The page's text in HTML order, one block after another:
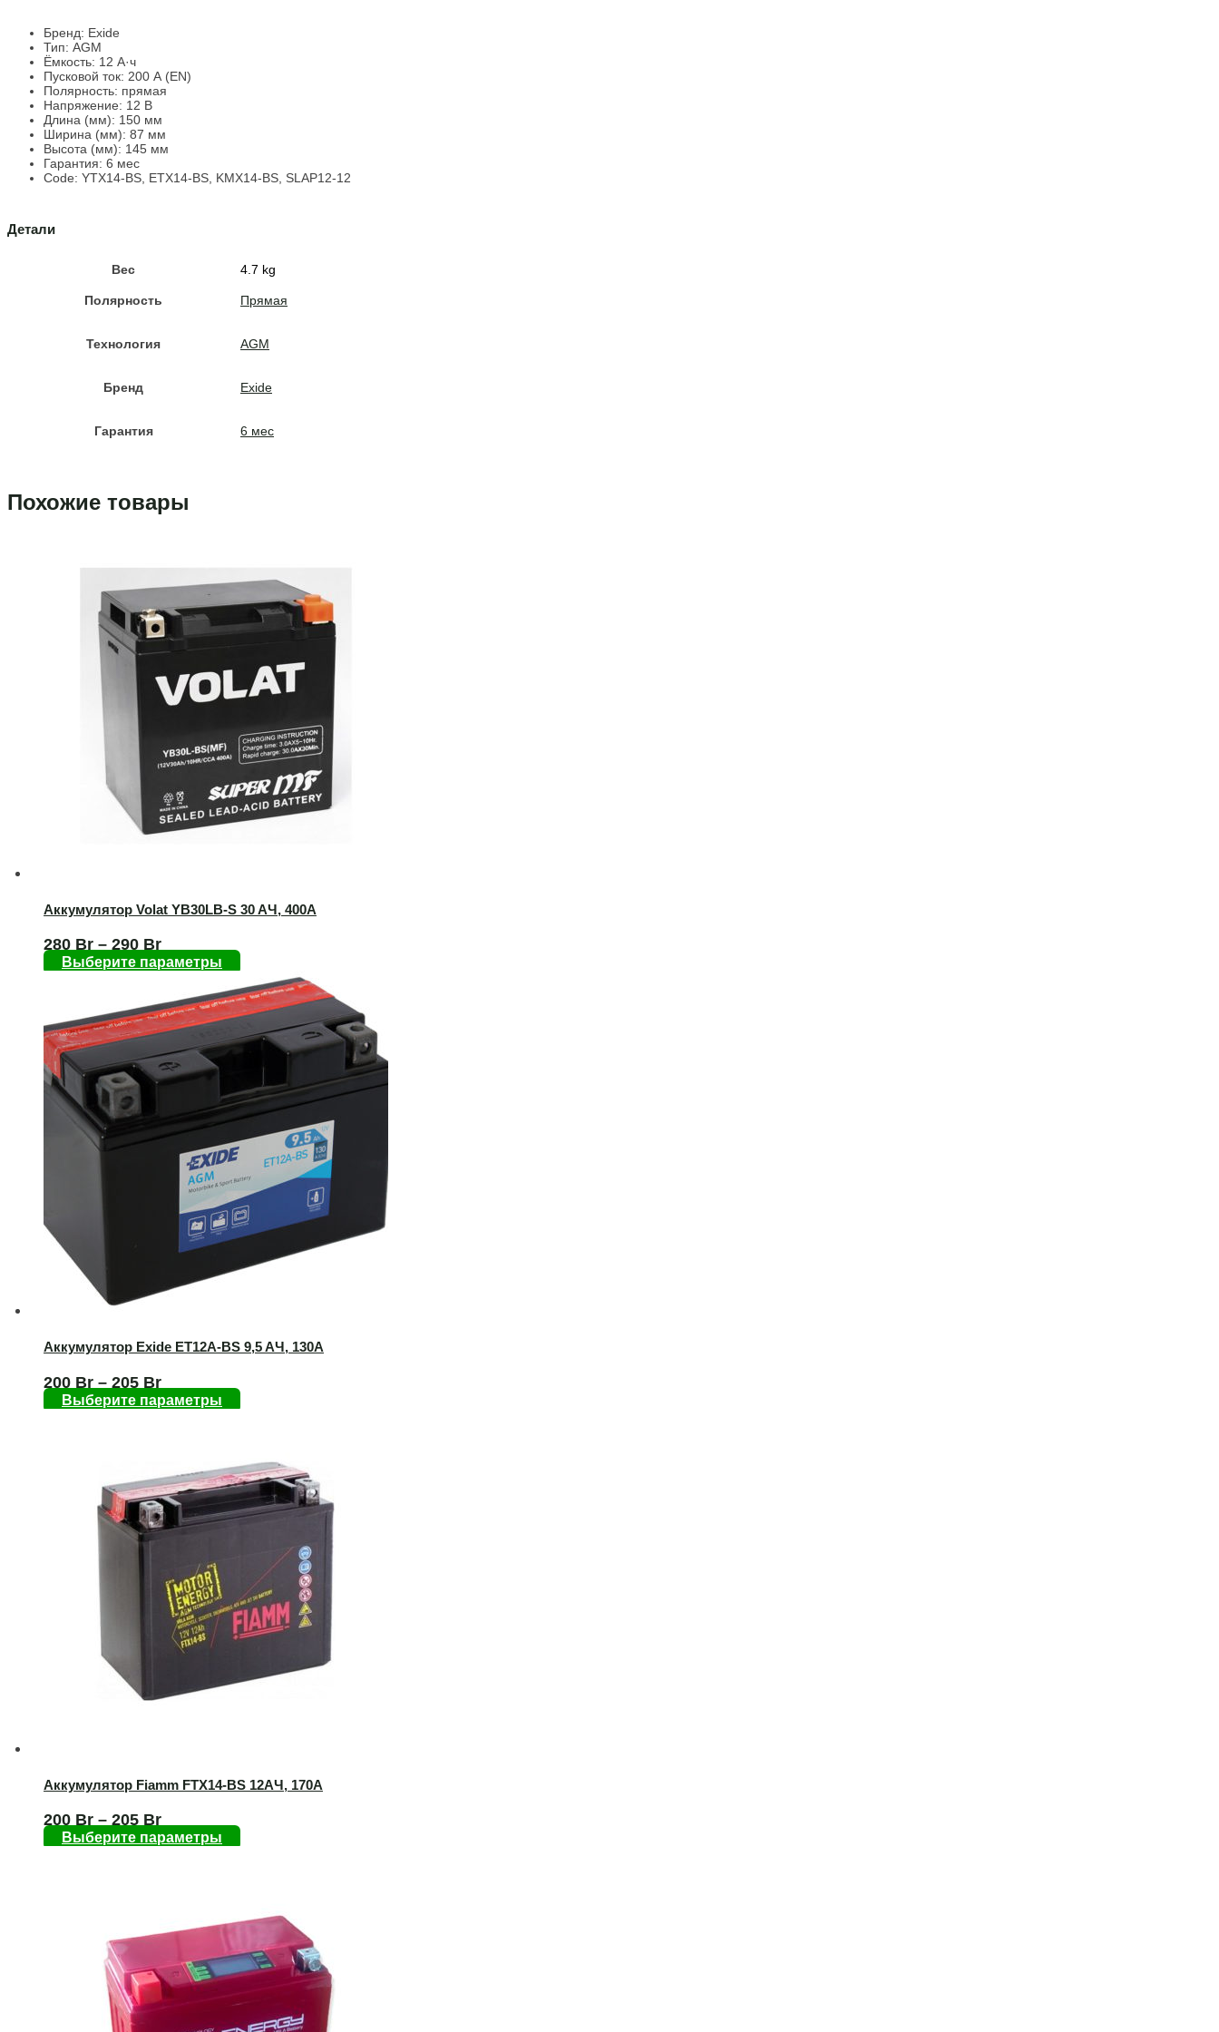
Бренд: Exide
Тип: AGM
Ёмкость: 12 А·ч
Пусковой ток: 200 А (EN)
Полярность: прямая
Напряжение: 12 В
Длина (мм): 150 мм
Ширина (мм): 87 мм
Высота (мм): 145 мм
Гарантия: 6 мес
Code: YTX14-BS, ETX14-BS, KMX14-BS, SLAP12-12
Детали
Вес 4.7 kg
Полярность Прямая
Технология AGM
Бренд Exide
Гарантия 6 мес
Похожие товары
Аккумулятор Volat YB30LB-S 30 AЧ, 400А
280 Br – 290 Br
Выберите параметры
Аккумулятор Exide ET12A-BS 9,5 AЧ, 130А
200 Br – 205 Br
Выберите параметры
Аккумулятор Fiamm FTX14-BS 12AЧ, 170А
200 Br – 205 Br
Выберите параметры